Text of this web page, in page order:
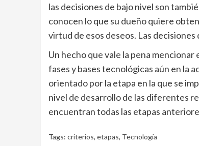
las decisiones de bajo nivel son
conocen lo que su dueño quiere
virtud de esos deseos. Las
Un hecho que vale la pena
fases y bases tecnológicas aún en la
orientado por la etapa en la que se
nivel de desarrollo de las diferentes
encuentran todas las etapas
Tags: criterios, etapas, Tecnología